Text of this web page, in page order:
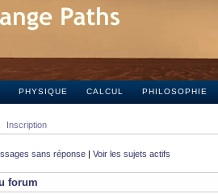
PHYSIQUE CALCUL PHILOSOPHIE
Inscription
sans réponse | Voir les sujets actifs
forum